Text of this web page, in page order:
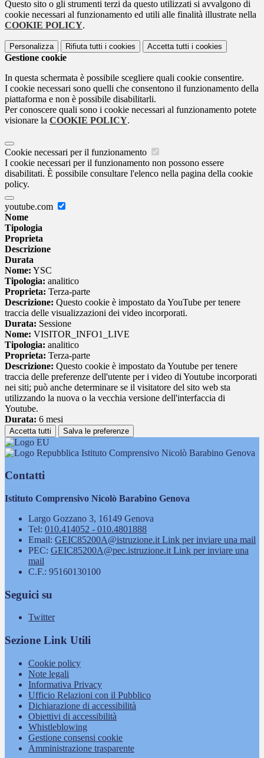
Questo sito o gli strumenti terzi da questo utilizzati si avvalgono di
cookie necessari al funzionamento ed utili alle finalità illustrate nella
COOKIE POLICY.
Personalizza Rifiuta tutti i cookies Accetta tutti i cookies
Gestione cookie
In questa schermata è possibile scegliere quali cookie consentire.
I cookie necessari sono quelli che consentono il funzionamento della
piattaforma e non è possibile disabilitarli.
Per conoscere quali sono i cookie necessari al funzionamento potete
visionare la COOKIE POLICY.
Cookie necessari per il funzionamento
I cookie necessari per il funzionamento non possono essere
disabilitati. È possibile consultare l'elenco nella pagina della cookie
policy.
youtube.com
Nome
Tipologia
Proprieta
Descrizione
Durata
Nome: YSC
Tipologia: analitico
Proprieta: Terza-parte
Descrizione: Questo cookie è impostato da YouTube per tenere
traccia delle visualizzazioni dei video incorporati.
Durata: Sessione
Nome: VISITOR_INFO1_LIVE
Tipologia: analitico
Proprieta: Terza-parte
Descrizione: Questo cookie è impostato da Youtube per tenere
traccia delle preferenze dell'utente per i video di Youtube incorporati
nei siti; può anche determinare se il visitatore del sito web sta
utilizzando la nuova o la vecchia versione dell'interfaccia di
Youtube.
Durata: 6 mesi
Accetta tutti Salva le preferenze
Istituto Comprensivo Nicolò Barabino Genova
Contatti
Istituto Comprensivo Nicolò Barabino Genova
Largo Gozzano 3, 16149 Genova
Tel: 010.414052 - 010.4801888
Email: GEIC85200A@istruzione.it Link per inviare una mail
PEC: GEIC85200A@pec.istruzione.it Link per inviare una
mail
C.F.: 95160130100
Seguici su
Twitter
Sezione Link Utili
Cookie policy
Note legali
Informativa Privacy
Ufficio Relazioni con il Pubblico
Dichiarazione di accessibilità
Obiettivi di accessibilità
Whistleblowing
Gestione consensi cookie
Amministrazione trasparente